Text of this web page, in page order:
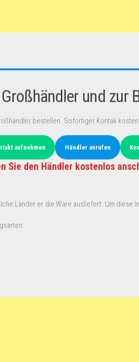
und zur
bestellen. Sofortiger Kontak
aufnehmen Händler anrufen
Sie den Händler kostenlos
Länder er die Ware ausliefert. Um diese